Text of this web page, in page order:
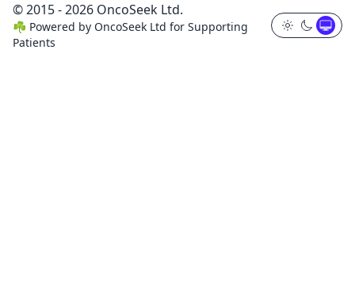
© 2015 - 2026 OncoSeek Ltd.
☘️ Powered by OncoSeek Ltd for Supporting
Patients